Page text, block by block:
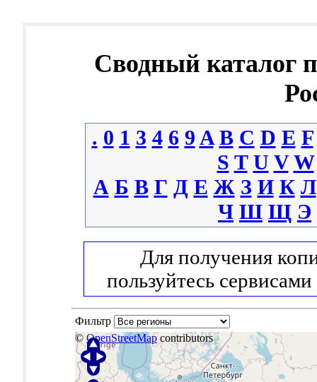
Сводный каталог
. 0 1 3 4 6 9 A B C D E F
S T U V W
А Б В Г Д Е Ж З И К Л
Ч Ш Щ Э
Для получения
пользуйтесь сервисами
Фильтр
© OpenStreetMap contributors